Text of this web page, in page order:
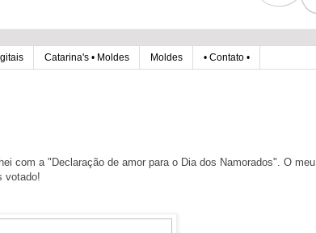
Catarina's • Moldes Moldes • Contato •
com a "Declaração de amor para o Dia dos Namorados". O meu
votado!